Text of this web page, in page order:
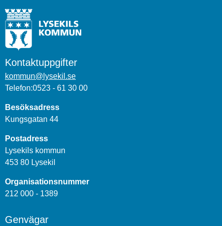
Kontaktuppgifter
kommun@lysekil.se
Telefon:0523 - 61 30 00
Besöksadress
Kungsgatan 44
Postadress
Lysekils kommun
453 80 Lysekil
Organisationsnummer
212 000 - 1389
Genvägar